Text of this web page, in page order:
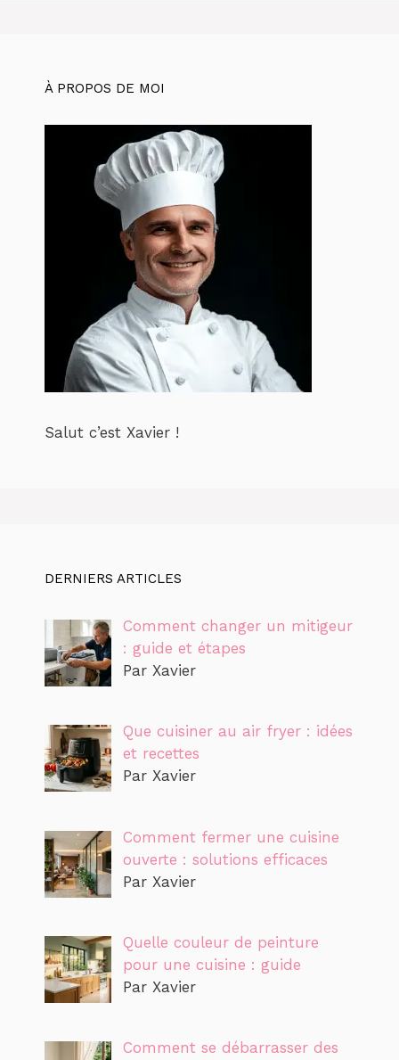
À PROPOS DE MOI
Salut c’est Xavier !
DERNIERS ARTICLES
Comment changer un mitigeur
: guide et étapes
Par Xavier
Que cuisiner au air fryer : idées
et recettes
Par Xavier
Comment fermer une cuisine
ouverte : solutions efficaces
Par Xavier
Quelle couleur de peinture
pour une cuisine : guide
Par Xavier
Comment se débarrasser des